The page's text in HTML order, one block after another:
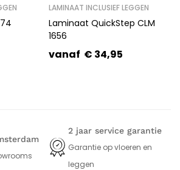
LAMINAAT INCLUSIEF LEGGEN
Laminaat QuickStep CLM
1656
vanaf € 34,95
2 jaar service garantie
Garantie op vloeren en
leggen